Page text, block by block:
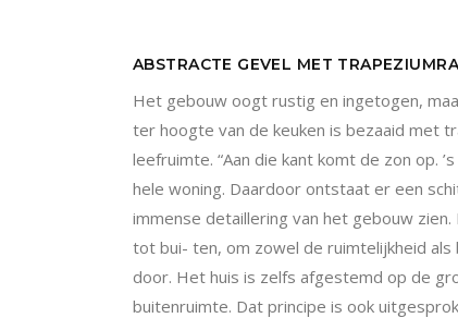
ABSTRACTE GEVEL MET
Het gebouw oogt rustig en ingetogen,
ter hoogte van de keuken is bezaaid met
leefruimte. “Aan die kant komt de zon op.
hele woning. Daardoor ontstaat er een
immense detaillering van het gebouw
tot bui- ten, om zowel de ruimtelijkheid
door. Het huis is zelfs afgestemd op de
buitenruimte. Dat principe is ook